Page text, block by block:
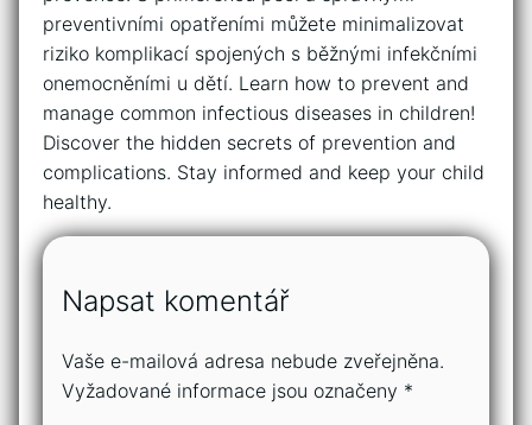
‍preventivními ⁢opatřeními můžete minimalizovat
riziko komplikací spojených s ‌běžnými infekčními
onemocněními u dětí. Learn how to prevent‌ and⁤
manage common infectious diseases in children!
Discover the ⁣hidden secrets of prevention and⁣
complications. Stay ‌informed and keep your child⁤
healthy.
Napsat komentář
Vaše e-mailová adresa nebude zveřejněna.
Vyžadované informace jsou označeny *